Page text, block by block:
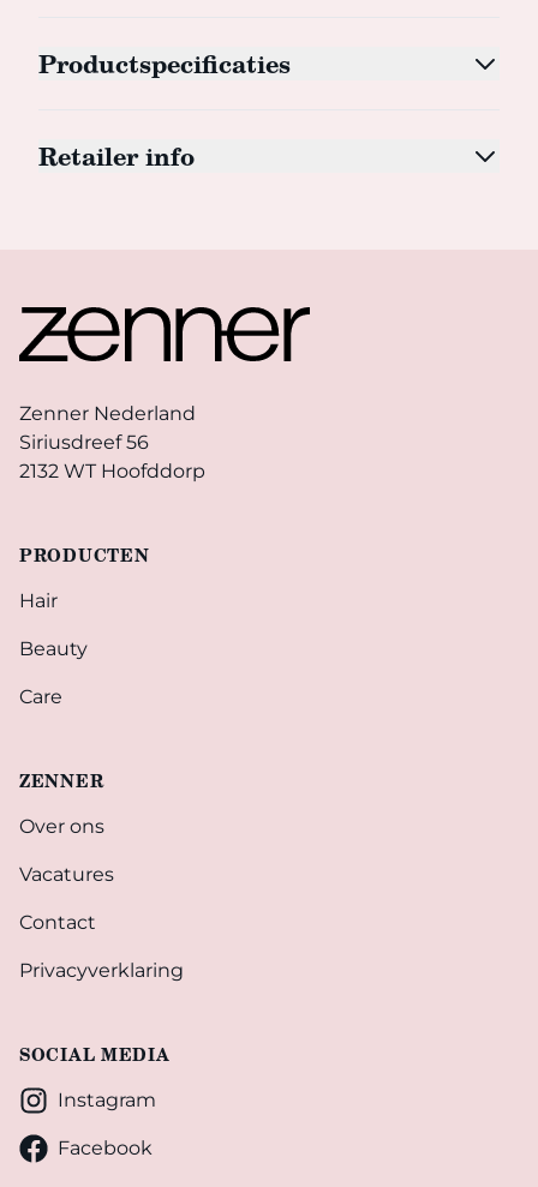
Productspecificaties
Retailer info
Zenner Nederland
Siriusdreef 56
2132 WT Hoofddorp
PRODUCTEN
Hair
Beauty
Care
ZENNER
Over ons
Vacatures
Contact
Privacyverklaring
SOCIAL MEDIA
Instagram
Facebook